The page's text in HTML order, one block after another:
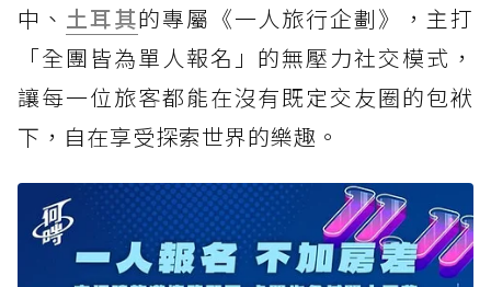
中、 土耳其的專屬《一人旅行企劃》，主打
「全團皆為單人報名」的無壓力社交模式，
讓每一位旅客都能在沒有既定交友圈的包袱
下，自在享受探索世界的樂趣。